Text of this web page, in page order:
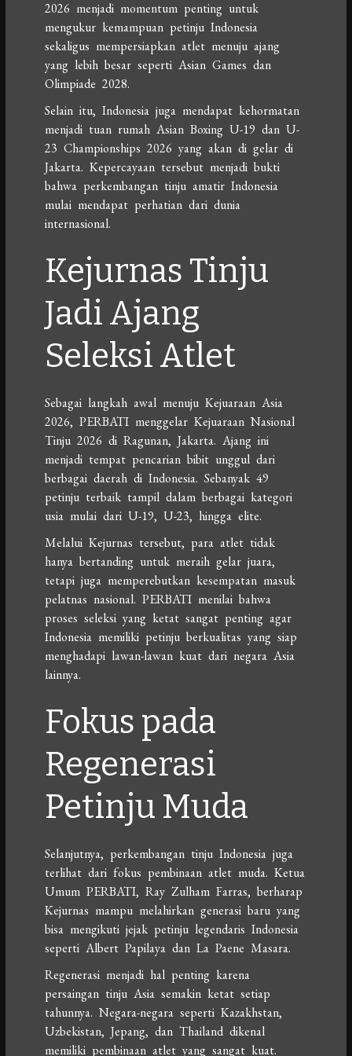
2026 menjadi momentum penting untuk
mengukur kemampuan petinju Indonesia
sekaligus mempersiapkan atlet menuju ajang
yang lebih besar seperti Asian Games dan
Olimpiade 2028.
Selain itu, Indonesia juga mendapat kehormatan
menjadi tuan rumah Asian Boxing U-19 dan U-
23 Championships 2026 yang akan di gelar di
Jakarta. Kepercayaan tersebut menjadi bukti
bahwa perkembangan tinju amatir Indonesia
mulai mendapat perhatian dari dunia
internasional.
Kejurnas Tinju
Jadi Ajang
Seleksi Atlet
Sebagai langkah awal menuju Kejuaraan Asia
2026, PERBATI menggelar Kejuaraan Nasional
Tinju 2026 di Ragunan, Jakarta. Ajang ini
menjadi tempat pencarian bibit unggul dari
berbagai daerah di Indonesia. Sebanyak 49
petinju terbaik tampil dalam berbagai kategori
usia mulai dari U-19, U-23, hingga elite.
Melalui Kejurnas tersebut, para atlet tidak
hanya bertanding untuk meraih gelar juara,
tetapi juga memperebutkan kesempatan masuk
pelatnas nasional. PERBATI menilai bahwa
proses seleksi yang ketat sangat penting agar
Indonesia memiliki petinju berkualitas yang siap
menghadapi lawan-lawan kuat dari negara Asia
lainnya.
Fokus pada
Regenerasi
Petinju Muda
Selanjutnya, perkembangan tinju Indonesia juga
terlihat dari fokus pembinaan atlet muda. Ketua
Umum PERBATI,Ray Zulham Farras, berharap
Kejurnas mampu melahirkan generasi baru yang
bisa mengikuti jejak petinju legendaris Indonesia
sepertiAlbert Papilaya danLa Paene Masara.
Regenerasi menjadi hal penting karena
persaingan tinju Asia semakin ketat setiap
tahunnya. Negara-negara seperti Kazakhstan,
Uzbekistan, Jepang, dan Thailand dikenal
memiliki pembinaan atlet yang sangat kuat.